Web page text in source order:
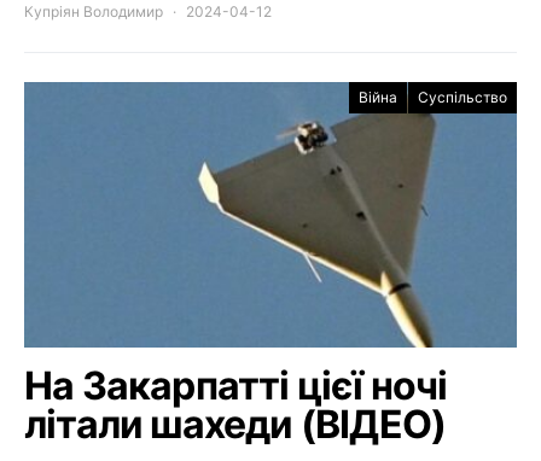
Купріян Володимир 2024-04-12
Війна Суспільство
На Закарпатті цієї ночі
літали шахеди (ВІДЕО)